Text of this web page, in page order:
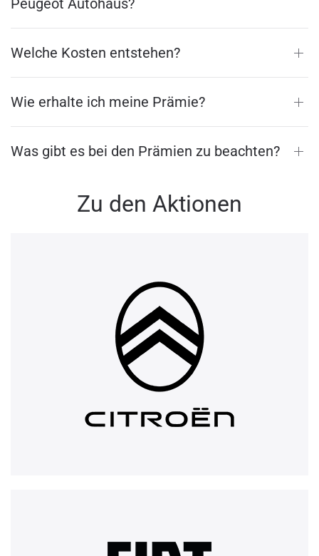
Peugeot Autohaus?
Welche Kosten entstehen?
Wie erhalte ich meine Prämie?
Was gibt es bei den Prämien zu beachten?
Zu den Aktionen